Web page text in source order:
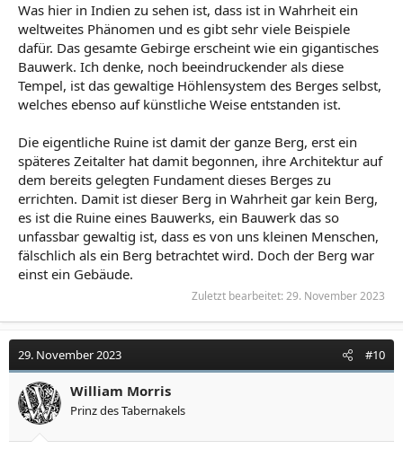
Was hier in Indien zu sehen ist, dass ist in Wahrheit ein
weltweites Phänomen und es gibt sehr viele Beispiele
dafür. Das gesamte Gebirge erscheint wie ein gigantisches
Bauwerk. Ich denke, noch beeindruckender als diese
Tempel, ist das gewaltige Höhlensystem des Berges selbst,
welches ebenso auf künstliche Weise entstanden ist.
Die eigentliche Ruine ist damit der ganze Berg, erst ein
späteres Zeitalter hat damit begonnen, ihre Architektur auf
dem bereits gelegten Fundament dieses Berges zu
errichten. Damit ist dieser Berg in Wahrheit gar kein Berg,
es ist die Ruine eines Bauwerks, ein Bauwerk das so
unfassbar gewaltig ist, dass es von uns kleinen Menschen,
fälschlich als ein Berg betrachtet wird. Doch der Berg war
einst ein Gebäude.
Zuletzt bearbeitet: 29. November 2023
29. November 2023 #10
William Morris
Prinz des Tabernakels